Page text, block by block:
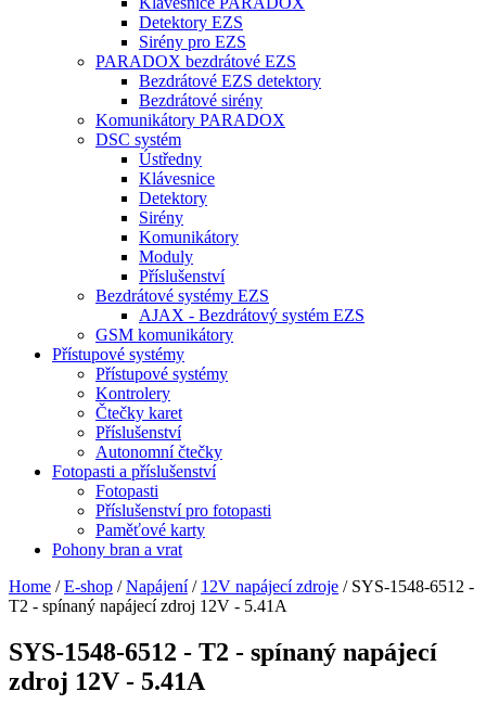
Detektory EZS
Sirény pro EZS
PARADOX bezdrátové EZS
Bezdrátové EZS detektory
Bezdrátové sirény
Komunikátory PARADOX
DSC systém
Ústředny
Klávesnice
Detektory
Sirény
Komunikátory
Moduly
Příslušenství
Bezdrátové systémy EZS
AJAX - Bezdrátový systém EZS
GSM komunikátory
Přístupové systémy
Přístupové systémy
Kontrolery
Čtečky karet
Příslušenství
Autonomní čtečky
Fotopasti a příslušenství
Fotopasti
Příslušenství pro fotopasti
Paměťové karty
Pohony bran a vrat
Home / E-shop / Napájení / 12V napájecí zdroje /SYS-1548-6512 -
T2 - spínaný napájecí zdroj 12V - 5.41A
SYS-1548-6512 - T2 - spínaný napájecí
zdroj 12V - 5.41A